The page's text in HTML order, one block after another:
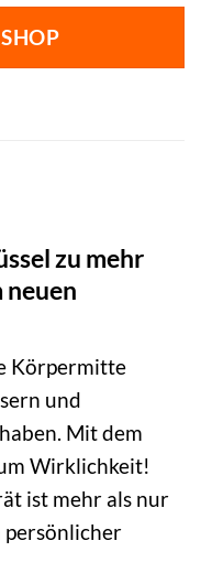
zu mehr
neuen
Körpermitte
und
Mit dem
Wirklichkeit!
ist mehr als nur
persönlicher